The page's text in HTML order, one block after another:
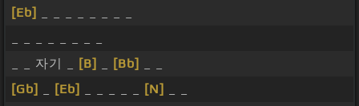
[Eb]
_ _ 자기 _
[B] [Bb]
[Gb]
[Eb] [N]